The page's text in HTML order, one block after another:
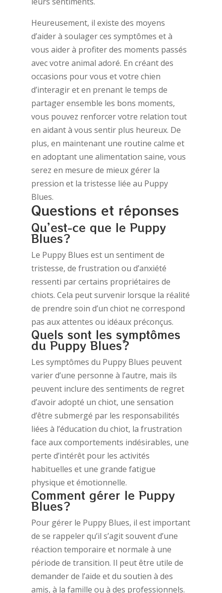
Heureusement, il existe des moyens
d’aider à soulager ces symptômes et à
vous aider à profiter des moments passés
avec votre animal adoré. En créant des
occasions pour vous et votre chien
d’interagir et en prenant le temps de
partager ensemble les bons moments,
vous pouvez renforcer votre relation tout
en aidant à vous sentir plus heureux. De
plus, en maintenant une routine calme et
en adoptant une alimentation saine, vous
serez en mesure de mieux gérer la
pression et la tristesse liée au Puppy
Blues.
Questions et réponses
Qu’est-ce que le Puppy
Blues?
Le Puppy Blues est un sentiment de
tristesse, de frustration ou d’anxiété
ressenti par certains propriétaires de
chiots. Cela peut survenir lorsque la réalité
de prendre soin d’un chiot ne correspond
pas aux attentes ou idéaux préconçus.
Quels sont les symptômes
du Puppy Blues?
Les symptômes du Puppy Blues peuvent
varier d’une personne à l’autre, mais ils
peuvent inclure des sentiments de regret
d’avoir adopté un chiot, une sensation
d’être submergé par les responsabilités
liées à l’éducation du chiot, la frustration
face aux comportements indésirables, une
perte d’intérêt pour les activités
habituelles et une grande fatigue
physique et émotionnelle.
Comment gérer le Puppy
Blues?
Pour gérer le Puppy Blues, il est important
de se rappeler qu’il s’agit souvent d’une
réaction temporaire et normale à une
période de transition. Il peut être utile de
demander de l’aide et du soutien à des
amis, à la famille ou à des professionnels.